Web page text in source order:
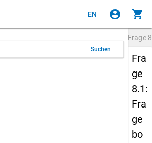
EN account_circle shopping_cart
Suchen
Frage
Fra
ge
8.1:
Fra
ge
bo